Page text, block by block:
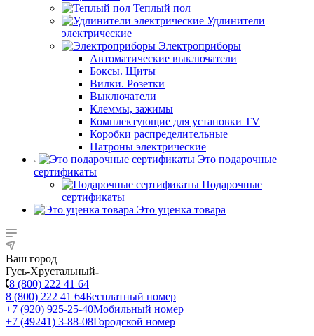
Теплый пол
Удлинители
электрические
Электроприборы
Автоматические выключатели
Боксы. Щиты
Вилки. Розетки
Выключатели
Клеммы, зажимы
Комплектующие для установки TV
Коробки распределительные
Патроны электрические
Это подарочные
сертификаты
Подарочные
сертификаты
Это уценка товара
Ваш город
Гусь-Хрустальный
8 (800) 222 41 64
8 (800) 222 41 64Бесплатный номер
+7 (920) 925-25-40Мобильный номер
+7 (49241) 3-88-08Городской номер